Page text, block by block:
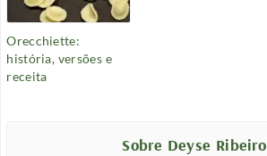
Orecchiette:
história, versões e
receita
Sobre Deyse Ribeiro